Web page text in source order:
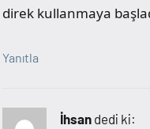
direk kullanmaya
Yanıtla
İhsan dedi ki: